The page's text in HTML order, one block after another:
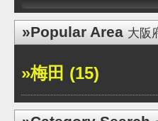
»Popular Area 大阪
»梅田 (15)